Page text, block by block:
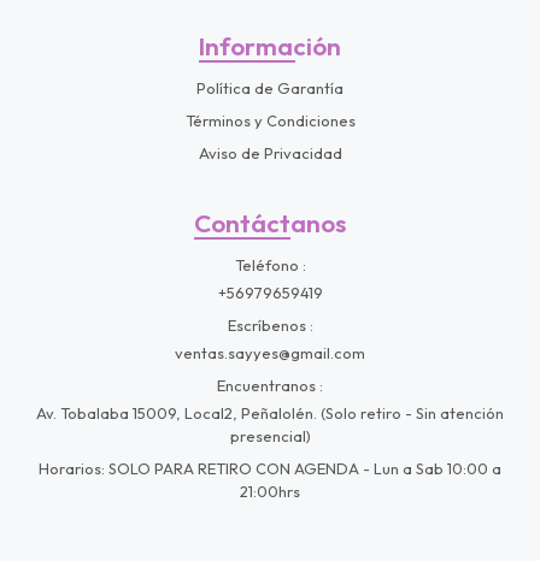
Información
Política de Garantía
Términos y Condiciones
Aviso de Privacidad
Contáctanos
Teléfono
+56979659419
Escríbenos
ventas.sayyes@gmail.com
Encuentranos
Av. Tobalaba 15009, Local2, Peñalolén. (Solo retiro - Sin atención
presencial)
Horarios: SOLO PARA RETIRO CON AGENDA - Lun a Sab 10:00 a
21:00hrs